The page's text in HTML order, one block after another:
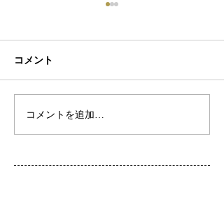
初ネイル
コメント
コメントを追加…